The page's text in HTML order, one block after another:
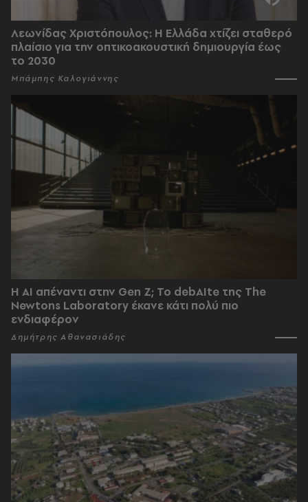
Λεωνίδας Χριστόπουλος: Η Ελλάδα χτίζει σταθερό
πλαίσιο για την οπτικοακουστική δημιουργία έως
το 2030
Μπάμπης Καλογιάννης
Η AI απέναντι στην Gen Z; Το debAIte της The
Newtons Laboratory έκανε κάτι πολύ πιο
ενδιαφέρον
Δημήτρης Αθανασιάδης